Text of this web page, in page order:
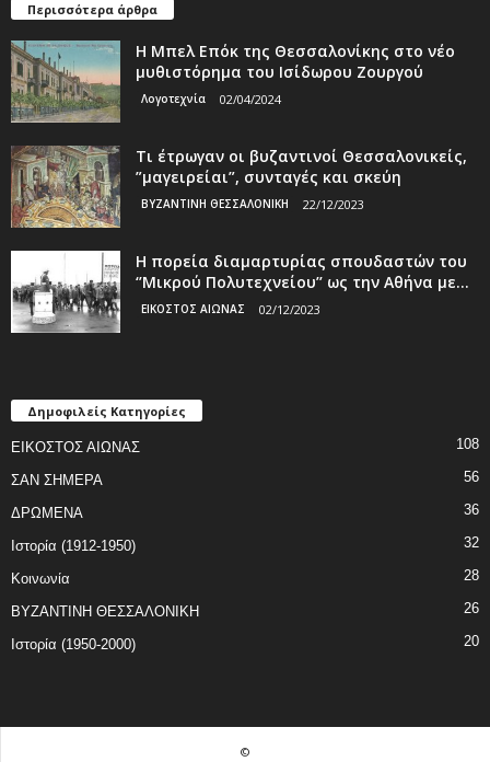
Περισσότερα άρθρα
Η Μπελ Επόκ της Θεσσαλονίκης στο νέο
μυθιστόρημα του Ισίδωρου Ζουργού
Λογοτεχνία 02/04/2024
Τι έτρωγαν οι βυζαντινοί Θεσσαλονικείς,
”μαγειρείαι”, συνταγές και σκεύη
ΒΥΖΑΝΤΙΝΗ ΘΕΣΣΑΛΟΝΙΚΗ 22/12/2023
Η πορεία διαμαρτυρίας σπουδαστών του
‘’Μικρού Πολυτεχνείου’’ ως την Αθήνα με...
ΕΙΚΟΣΤΟΣ ΑΙΩΝΑΣ 02/12/2023
Δημοφιλείς Κατηγορίες
ΕΙΚΟΣΤΟΣ ΑΙΩΝΑΣ 108
ΣΑΝ ΣΗΜΕΡΑ 56
ΔΡΩΜΕΝΑ 36
Ιστορία (1912-1950) 32
Κοινωνία 28
ΒΥΖΑΝΤΙΝΗ ΘΕΣΣΑΛΟΝΙΚΗ 26
Ιστορία (1950-2000) 20
©